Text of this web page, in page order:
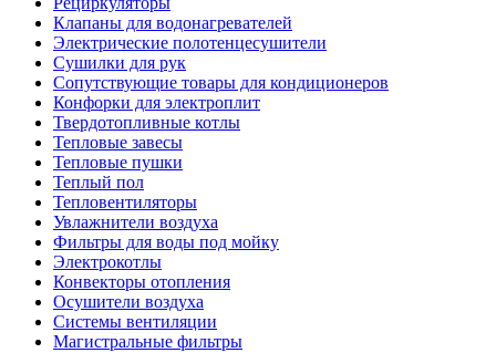
Клапаны для водонагревателей
Электрические полотенцесушители
Сушилки для рук
Сопутствующие товары для кондиционеров
Конфорки для электроплит
Твердотопливные котлы
Тепловые завесы
Тепловые пушки
Теплый пол
Тепловентиляторы
Увлажнители воздуха
Фильтры для воды под мойку
Электрокотлы
Конвекторы отопления
Осушители воздуха
Системы вентиляции
Магистральные фильтры